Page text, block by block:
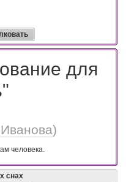
для
)
человека.
снах